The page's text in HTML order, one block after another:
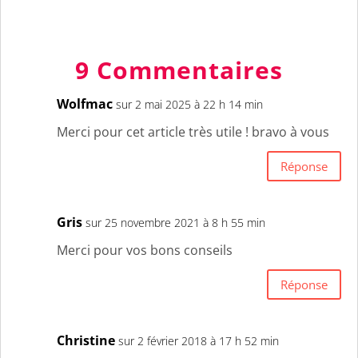
9 Commentaires
Wolfmac sur 2 mai 2025 à 22 h 14 min
Merci pour cet article très utile ! bravo à vous
Réponse
Gris sur 25 novembre 2021 à 8 h 55 min
Merci pour vos bons conseils
Réponse
Christine sur 2 février 2018 à 17 h 52 min